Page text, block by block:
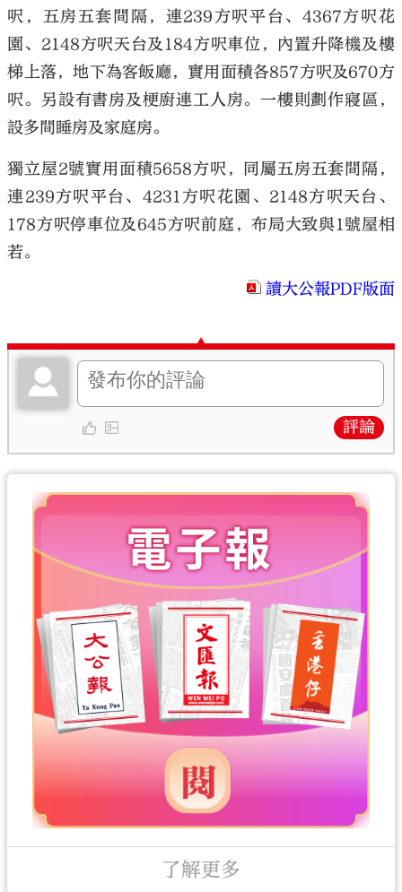
呎，五房五套間隔，連239方呎平台、4367方呎花
園、2148方呎天台及184方呎車位，內置升降機及樓
梯上落，地下為客飯廳，實用面積各857方呎及670方
呎。另設有書房及梗廚連工人房。一樓則劃作寢區，
設多間睡房及家庭房。
獨立屋2號實用面積5658方呎，同屬五房五套間隔，
連239方呎平台、4231方呎花園、2148方呎天台、
178方呎停車位及645方呎前庭，布局大致與1號屋相
若。
讀大公報PDF版面
評論
了解更多